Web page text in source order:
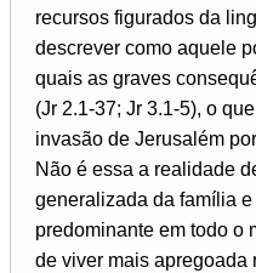
recursos figurados da
descrever como aquele
quais as graves
(Jr 2.1-37; Jr 3.1-5), o
invasão de Jerusalém
Não é essa a realidade
generalizada da família e
predominante em todo o
de viver mais apregoada